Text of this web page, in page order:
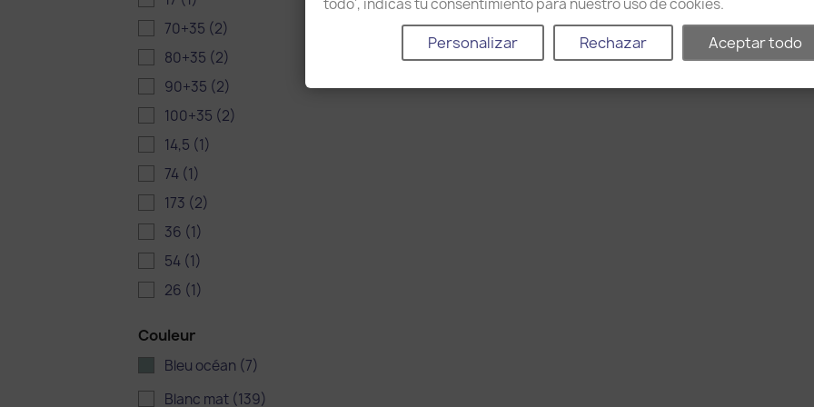
70+35 (2)
80+35 (2)
90+35 (2)
100+35 (2)
14,5 (1)
74 (1)
173 (2)
36 (1)
54 (1)
26 (1)
Couleur
Bleu océan (7)
Blanc mat (139)
Affichage 1-15 de 431 article(s)
todo', indicas tu consentimiento para nuestro uso de cookies.
Personalizar Rechazar Aceptar todo